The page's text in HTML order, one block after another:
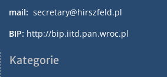
mail: secretary@hirszfeld.pl
BIP: http://bip.iitd.pan.wroc.pl
Kategorie